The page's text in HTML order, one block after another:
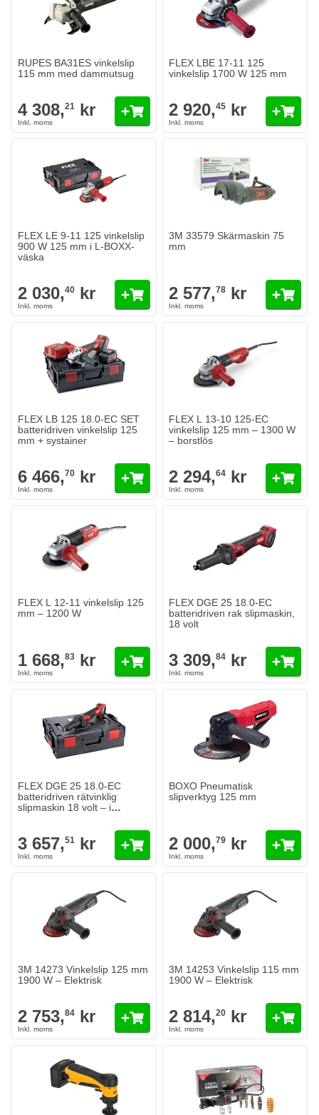
RUPES BA31ES vinkelslip
115 mm med dammutsug
4 308,21 kr
FLEX LBE 17-11 125
vinkelslip 1700 W 125 mm
2 920,45 kr
FLEX LE 9-11 125 vinkelslip
900 W 125 mm i L-BOXX-
väska
2 030,40 kr
3M 33579 Skärmaskin 75
mm
2 577,78 kr
FLEX LB 125 18.0-EC SET
batteridriven vinkelslip 125
mm + systainer
6 466,70 kr
FLEX L 13-10 125-EC
vinkelslip 125 mm – 1300 W
– borstlös
2 294,64 kr
FLEX L 12-11 vinkelslip 125
mm – 1200 W
1 668,83 kr
FLEX DGE 25 18.0-EC
batteridriven rak slipmaskin,
18 volt
3 309,84 kr
FLEX DGE 25 18.0-EC
batteridriven rätvinklig
slipmaskin 18 volt – i
3 657,51 kr
BOXO Pneumatisk
slipverktyg 125 mm
2 000,79 kr
3M 14273 Vinkelslip 125 mm
1900 W – Elektrisk
2 753,84 kr
3M 14253 Vinkelslip 115 mm
1900 W – Elektrisk
2 814,20 kr